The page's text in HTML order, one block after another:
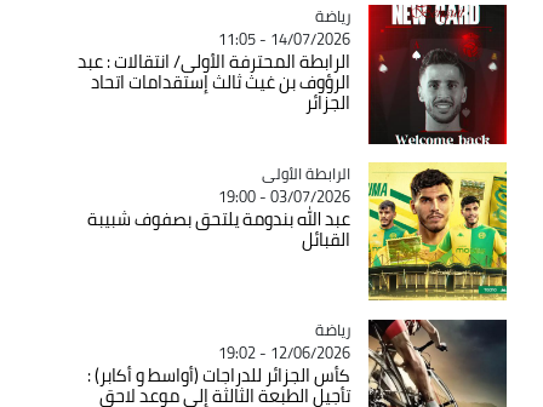
Catégorie
رياضة
14/07/2026 - 11:05
الرابطة المحترفة الأولى/ انتقالات : عبد
الرؤوف بن غيث ثالث إستقدامات اتحاد
الجزائر
Catégorie
الرابطة الأولى
03/07/2026 - 19:00
عبد الله بندومة يلتحق بصفوف شبيبة
القبائل
Catégorie
رياضة
12/06/2026 - 19:02
كأس الجزائر للدراجات (أواسط و أكابر) :
تأجيل الطبعة الثالثة إلى موعد لاحق